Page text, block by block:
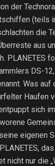
der
(teils
die
aus
PLANETES
DS-
Was auf
Haufen
sich
eigenen
nicht nur die